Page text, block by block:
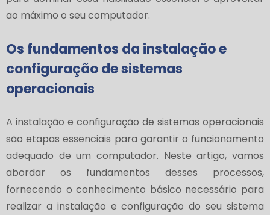
ao máximo o seu computador.
Os fundamentos da instalação e
configuração de sistemas
operacionais
A instalação e configuração de sistemas operacionais
são etapas essenciais para garantir o funcionamento
adequado de um computador. Neste artigo, vamos
abordar os fundamentos desses processos,
fornecendo o conhecimento básico necessário para
realizar a instalação e configuração do seu sistema